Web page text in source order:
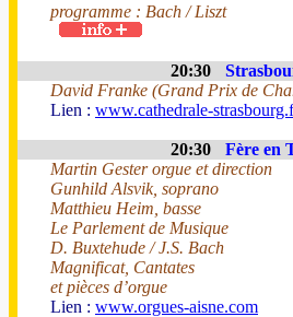
programme : Bach / Liszt
20:30
David Franke (Grand Prix de
Lien : www.cathedrale-
20:30 Fère en
Martin Gester orgue et direction
Gunhild Alsvik, soprano
Matthieu Heim, basse
Le Parlement de Musique
D. Buxtehude / J.S. Bach
Magnificat, Cantates
et pièces d’orgue
Lien : www.orgues-aisne.com